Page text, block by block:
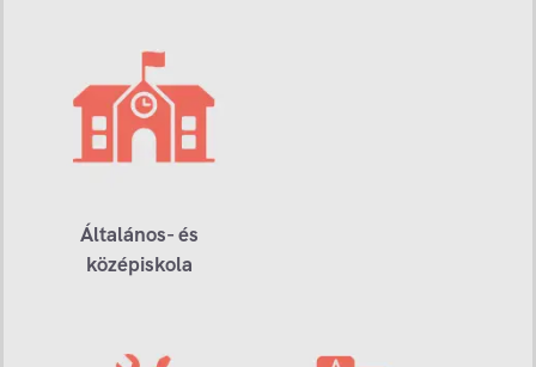
Általános- és
középiskola